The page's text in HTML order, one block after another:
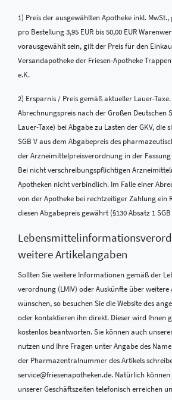
1) Preis der ausgewählten Apotheke inkl. MwSt.,
pro Bestellung 3,95 EUR bis 50,00 EUR
vorausgewählt sein, gilt der Preis für den
Versandapotheke der Friesen-Apotheke
e.K.
2) Ersparnis / Preis gemäß aktueller Lauer-
Abrechnungspreis nach der Großen Deutschen
Lauer-Taxe) bei Abgabe zu Lasten der GKV, die
SGB V aus dem Abgabepreis des
der Arzneimittelpreisverordnung in der Fassung
Bei nicht verschreibungspflichtigen
Apotheken nicht verbindlich. Im Falle einer
von der Apotheke bei rechtzeitiger Zahlung ein
diesen Abgabepreis gewährt (§130 Absatz 1 SGB
weitere Artikelangaben
Sollten Sie weitere Informationen gemäß der
verordnung (LMIV) oder Auskünfte über
wünschen, so besuchen Sie die Website des
oder kontaktieren ihn direkt. Dieser wird Ihnen
kostenlos beantworten. Sie können auch
nutzen und Ihre Fragen unter Angabe des
der Pharmazentralnummer des Artikels
service@friesenapotheken.de. Natürlich
unserer Geschäftszeiten telefonisch erreichen